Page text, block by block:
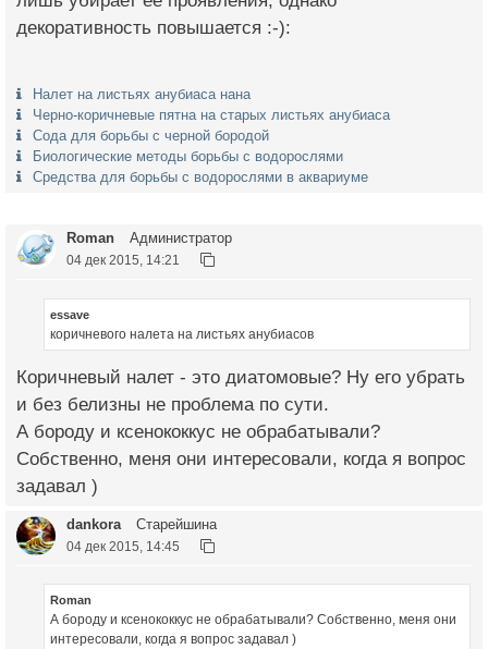
декоративность повышается :-):
Налет на листьях анубиаса нана
Черно-коричневые пятна на старых листьях анубиаса
Сода для борьбы с черной бородой
Биологические методы борьбы с водорослями
Средства для борьбы с водорослями в аквариуме
Roman Администратор
04 дек 2015, 14:21
essave
коричневого налета на листьях анубиасов
Коричневый налет - это диатомовые? Ну его убрать
и без белизны не проблема по сути.
А бороду и ксенококкус не обрабатывали?
Собственно, меня они интересовали, когда я вопрос
задавал )
dankora Старейшина
04 дек 2015, 14:45
Roman
А бороду и ксенококкус не обрабатывали? Собственно, меня они
интересовали, когда я вопрос задавал )